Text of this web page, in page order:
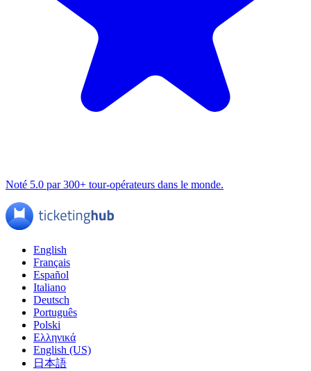
Noté 5.0 par 300+ tour-opérateurs dans le monde.
English
Français
Español
Italiano
Deutsch
Português
Polski
Ελληνικά
English (US)
日本語